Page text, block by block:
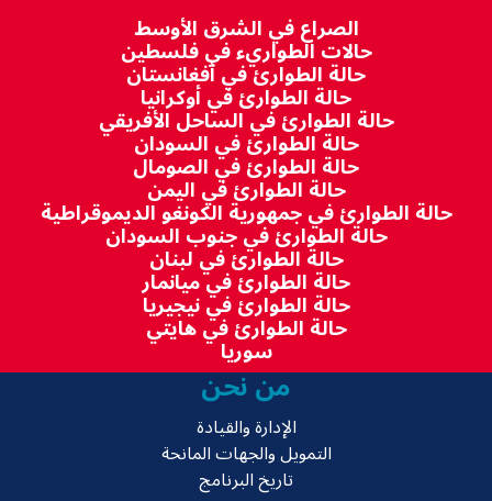
الصراع في الشرق الأوسط
حالات الطواريء في فلسطين
حالة الطوارئ في أفغانستان
حالة الطوارئ في أوكرانيا
حالة الطوارئ في الساحل الأفريقي
حالة الطوارئ في السودان
حالة الطوارئ في الصومال
حالة الطوارئ في اليمن
حالة الطوارئ في جمهورية الكونغو الديموقراطية
حالة الطوارئ في جنوب السودان
حالة الطوارئ في لبنان
حالة الطوارئ في ميانمار
حالة الطوارئ في نيجيريا
حالة الطوارئ في هايتي
سوريا
من نحن
الإدارة والقيادة
التمويل والجهات المانحة
تاريخ البرنامج